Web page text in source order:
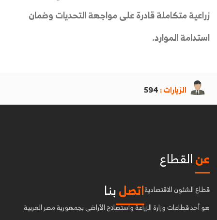
زراعية متكاملة قادرة على مواجهة التحديات وضمان
استدامة الموارد.
الزيارات :594
عنالقطاع
قطاع الشئون الاقتصادية
هو أحد قطاعات وزارة الزراعة واستصلاح الأراضى بجمهورية مصر العربية
اتصلبنا